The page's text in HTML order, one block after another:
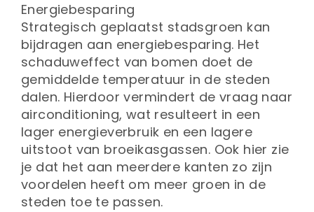
Energiebesparing
Strategisch geplaatst stadsgroen kan
bijdragen aan energiebesparing. Het
schaduweffect van bomen doet de
gemiddelde temperatuur in de steden
dalen. Hierdoor vermindert de vraag naar
airconditioning, wat resulteert in een
lager energieverbruik en een lagere
uitstoot van broeikasgassen. Ook hier zie
je dat het aan meerdere kanten zo zijn
voordelen heeft om meer groen in de
steden toe te passen.